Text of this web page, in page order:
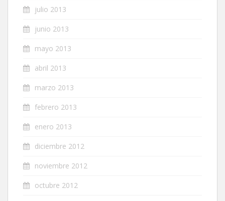
julio 2013
junio 2013
mayo 2013
abril 2013
marzo 2013
febrero 2013
enero 2013
diciembre 2012
noviembre 2012
octubre 2012